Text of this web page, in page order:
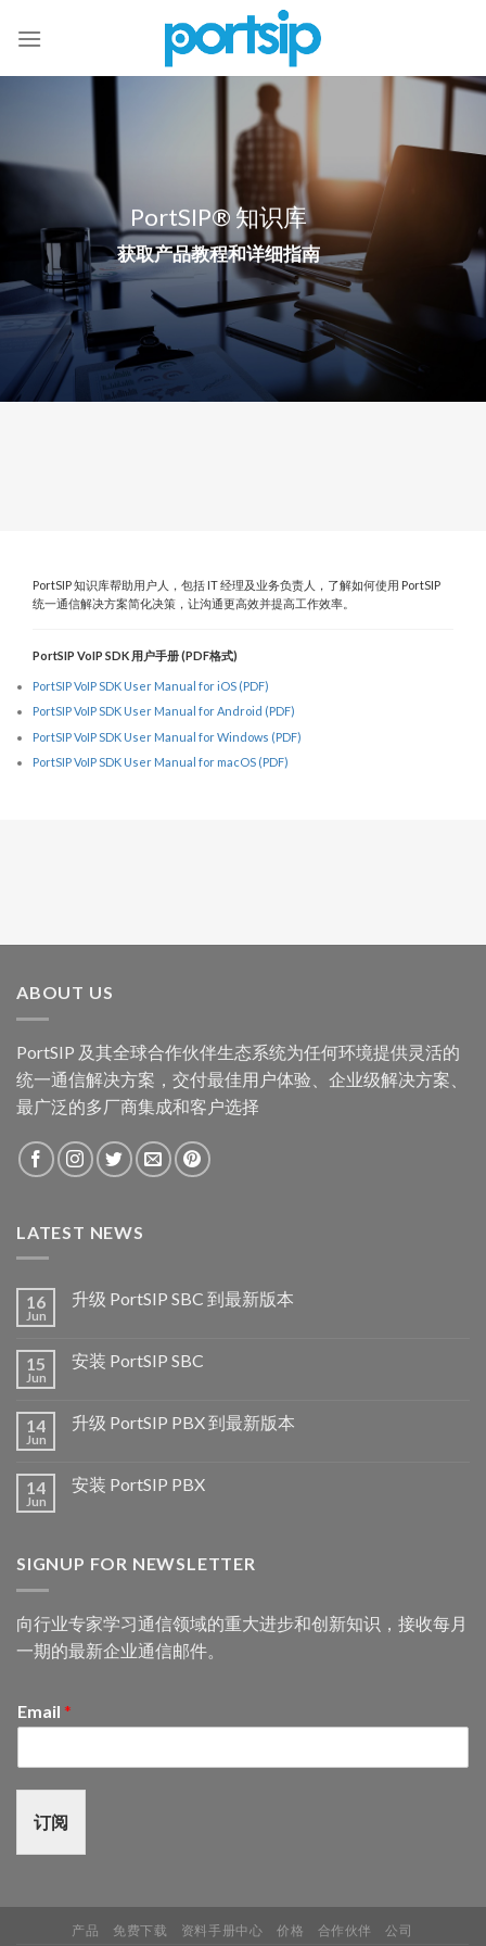
PortSIP® 知识库
获取产品教程和详细指南
PortSIP 知识库帮助用户人，包括 IT 经理及业务负责人，了解如何使用 PortSIP
统一通信解决方案简化决策，让沟通更高效并提高工作效率。
PortSIP VoIP SDK 用户手册 (PDF格式)
PortSIP VoIP SDK User Manual for iOS (PDF)
PortSIP VoIP SDK User Manual for Android (PDF)
PortSIP VoIP SDK User Manual for Windows (PDF)
PortSIP VoIP SDK User Manual for macOS (PDF)
ABOUT US
PortSIP 及其全球合作伙伴生态系统为任何环境提供灵活的
统一通信解决方案，交付最佳用户体验、企业级解决方案、
最广泛的多厂商集成和客户选择
LATEST NEWS
16
Jun
升级 PortSIP SBC 到最新版本
15
Jun
安装 PortSIP SBC
14
Jun
升级 PortSIP PBX 到最新版本
14
Jun
安装 PortSIP PBX
SIGNUP FOR NEWSLETTER
向行业专家学习通信领域的重大进步和创新知识，接收每月
一期的最新企业通信邮件。
Email *
订阅
产品 免费下载 资料手册中心 价格 合作伙伴 公司